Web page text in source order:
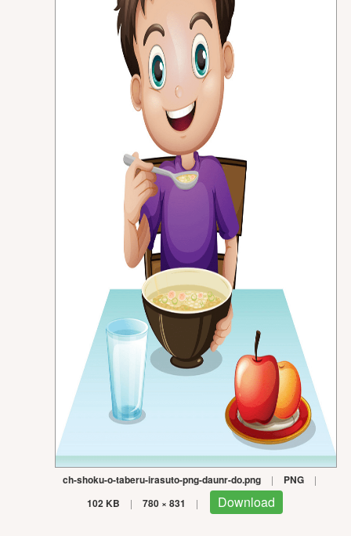
ch-shoku-o-taberu-irasuto-png-daunr-do.png | PNG |
102 KB | 780 × 831 | Download